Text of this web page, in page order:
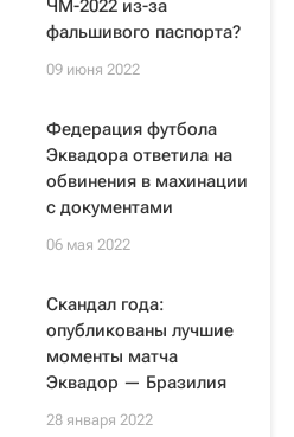
ЧМ-2022 из-за
фальшивого паспорта?
09 июня 2022
Федерация футбола
Эквадора ответила на
обвинения в махинации
с документами
06 мая 2022
Скандал года:
опубликованы лучшие
моменты матча
Эквадор — Бразилия
28 января 2022